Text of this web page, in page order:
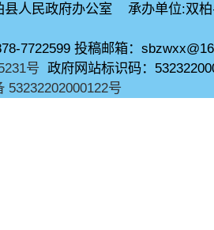
县人民政府办公室 承办单位:双
7722599 投稿邮箱：
号 政府网站标识码：
53232202000122号